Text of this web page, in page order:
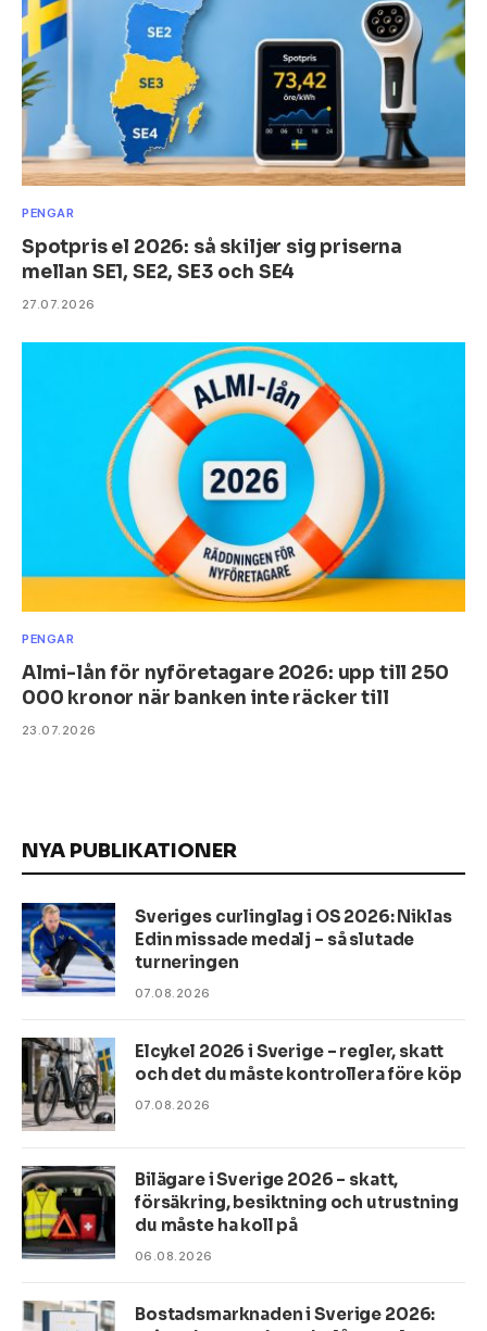
PENGAR
Spotpris el 2026: så skiljer sig priserna
mellan SE1, SE2, SE3 och SE4
27.07.2026
PENGAR
Almi-lån för nyföretagare 2026: upp till 250
000 kronor när banken inte räcker till
23.07.2026
NYA PUBLIKATIONER
Sveriges curlinglag i OS 2026: Niklas
Edin missade medalj – så slutade
turneringen
07.08.2026
Elcykel 2026 i Sverige – regler, skatt
och det du måste kontrollera före köp
07.08.2026
Bilägare i Sverige 2026 – skatt,
försäkring, besiktning och utrustning
du måste ha koll på
06.08.2026
Bostadsmarknaden i Sverige 2026: